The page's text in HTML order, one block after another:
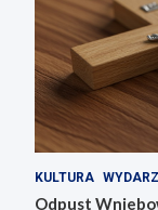
KULTURA
Odpust